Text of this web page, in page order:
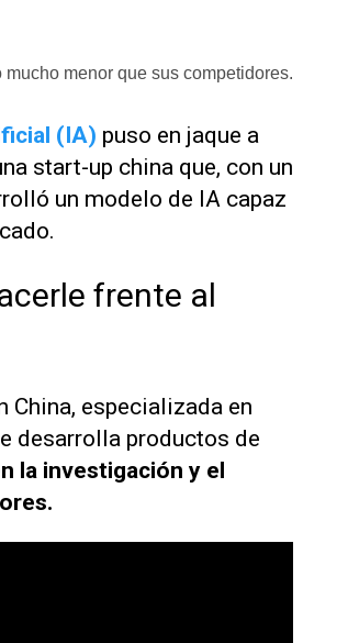
menor que sus competidores.
(IA) puso en jaque a
start-up china que, con un
un modelo de IA capaz
frente al
China, especializada en
desarrolla productos de
la investigación y el